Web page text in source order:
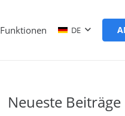
Funktionen DE
Neueste Beiträge